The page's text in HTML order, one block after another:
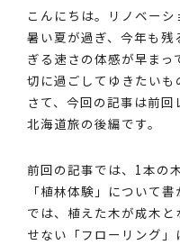
こんにちは。リノベーシ
暑い夏が過ぎ、今年も
ぎる速さの体感が早ま
切に過ごしてゆきたいも
さて、今回の記事は前
北海道旅の後編です。
前回の記事では、1本の
「植林体験」について
では、植えた木が成木
せない「フローリング